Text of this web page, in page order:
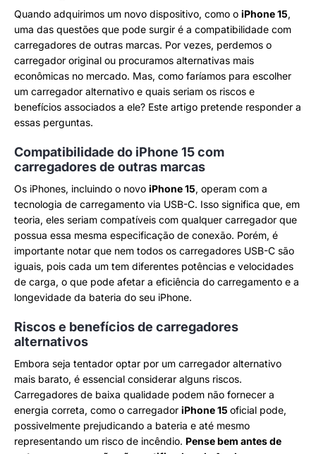
Quando adquirimos um novo dispositivo, como o iPhone 15,
uma das questões que pode surgir é a compatibilidade com
carregadores de outras marcas. Por vezes, perdemos o
carregador original ou procuramos alternativas mais
econômicas no mercado. Mas, como faríamos para escolher
um carregador alternativo e quais seriam os riscos e
benefícios associados a ele? Este artigo pretende responder a
essas perguntas.
Compatibilidade do iPhone 15 com
carregadores de outras marcas
Os iPhones, incluindo o novo iPhone 15, operam com a
tecnologia de carregamento via USB-C. Isso significa que, em
teoria, eles seriam compatíveis com qualquer carregador que
possua essa mesma especificação de conexão. Porém, é
importante notar que nem todos os carregadores USB-C são
iguais, pois cada um tem diferentes potências e velocidades
de carga, o que pode afetar a eficiência do carregamento e a
longevidade da bateria do seu iPhone.
Riscos e benefícios de carregadores
alternativos
Embora seja tentador optar por um carregador alternativo
mais barato, é essencial considerar alguns riscos.
Carregadores de baixa qualidade podem não fornecer a
energia correta, como o carregador iPhone 15 oficial pode,
possivelmente prejudicando a bateria e até mesmo
representando um risco de incêndio. Pense bem antes de